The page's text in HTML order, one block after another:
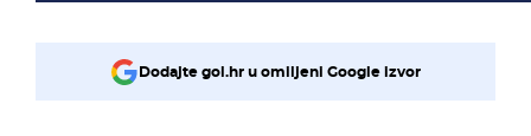
Dodajte gol.hr u omiljeni Google izvor